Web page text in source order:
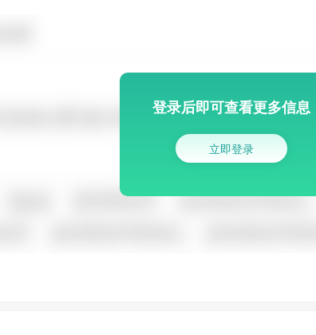
登录后即可查看更多信息
立即登录